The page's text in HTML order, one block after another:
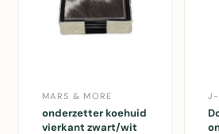
MARS & MORE
onderzetter koehuid
vierkant zwart/wit
J-